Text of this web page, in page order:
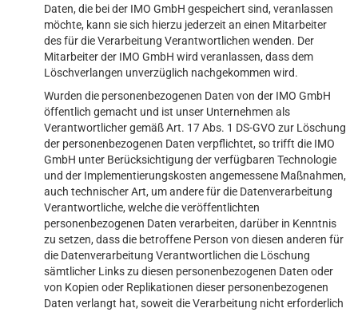
Daten, die bei der IMO GmbH gespeichert sind, veranlassen
möchte, kann sie sich hierzu jederzeit an einen Mitarbeiter
des für die Verarbeitung Verantwortlichen wenden. Der
Mitarbeiter der IMO GmbH wird veranlassen, dass dem
Löschverlangen unverzüglich nachgekommen wird.
Wurden die personenbezogenen Daten von der IMO GmbH
öffentlich gemacht und ist unser Unternehmen als
Verantwortlicher gemäß Art. 17 Abs. 1 DS-GVO zur Löschung
der personenbezogenen Daten verpflichtet, so trifft die IMO
GmbH unter Berücksichtigung der verfügbaren Technologie
und der Implementierungskosten angemessene Maßnahmen,
auch technischer Art, um andere für die Datenverarbeitung
Verantwortliche, welche die veröffentlichten
personenbezogenen Daten verarbeiten, darüber in Kenntnis
zu setzen, dass die betroffene Person von diesen anderen für
die Datenverarbeitung Verantwortlichen die Löschung
sämtlicher Links zu diesen personenbezogenen Daten oder
von Kopien oder Replikationen dieser personenbezogenen
Daten verlangt hat, soweit die Verarbeitung nicht erforderlich